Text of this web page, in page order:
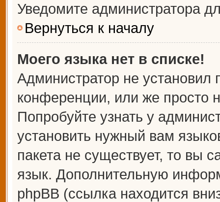
Уведомите администратора
Вернуться к началу
Моего языка нет в списке!
Администратор не установил
конференции, или же просто
Попробуйте узнать у
установить нужный вам
пакета не существует, то вы
язык. Дополнительную
phpBB (ссылка находится